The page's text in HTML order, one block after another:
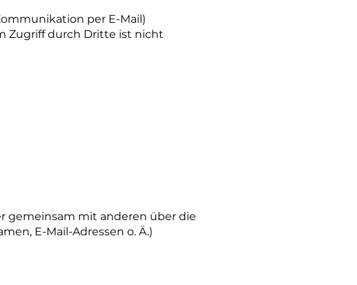
per E-Mail)
Zugriff durch Dritte ist nicht
gemeinsam mit anderen über die
E-Mail-Adressen o. Ä.)